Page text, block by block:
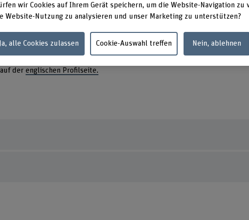
user=g3gNJecAAAAJ&hl
auf derenglischen Profilseite.
wir Cookies auf Ihrem Gerät speichern, um die Website-Navigation zu
Website-Nutzung zu analysieren und unser Marketing zu unterstützen?
Ja, alle Cookies zulassen Cookie-Auswahl treffen Nein, ablehnen